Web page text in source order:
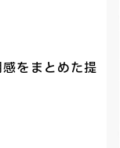
をまとめた提